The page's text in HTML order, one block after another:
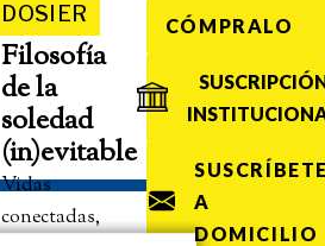
DOSIER
Filosofía
de la
soledad
(in)evitable
Vidas
conectadas,
CÓMPRALO
A
DOMICILIO